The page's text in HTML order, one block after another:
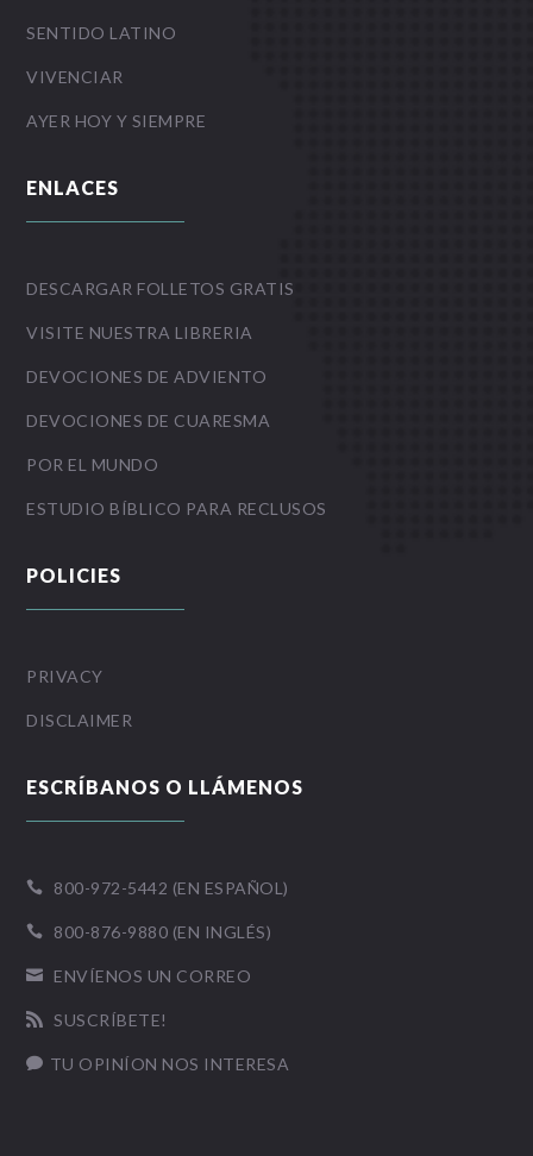
SENTIDO LATINO
VIVENCIAR
AYER HOY Y SIEMPRE
ENLACES
DESCARGAR FOLLETOS GRATIS
VISITE NUESTRA LIBRERIA
DEVOCIONES DE ADVIENTO
DEVOCIONES DE CUARESMA
POR EL MUNDO
ESTUDIO BÍBLICO PARA RECLUSOS
POLICIES
PRIVACY
DISCLAIMER
ESCRÍBANOS O LLÁMENOS
 800-972-5442 (EN ESPAÑOL)
 800-876-9880 (EN INGLÉS)
 ENVÍENOS UN CORREO
 SUSCRÍBETE!
 TU OPINÍON NOS INTERESA